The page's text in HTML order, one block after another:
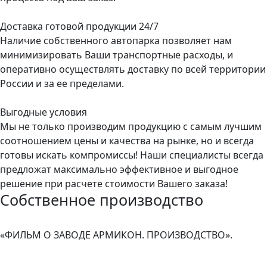
Доставка готовой продукции 24/7
Наличие собственного автопарка позволяет нам
минимизировать Ваши транспортные расходы, и
оперативно осуществлять доставку по всей территории
России и за ее пределами.
Выгодные условия
Мы не только производим продукцию с самым лучшим
соотношением цены и качества на рынке, но и всегда
готовы искать компромиссы! Наши специалисты всегда
предложат максимально эффективное и выгодное
решение при расчете стоимости Вашего заказа!
Собственное производство
«ФИЛЬМ О ЗАВОДЕ АРМИКОН. ПРОИЗВОДСТВО».